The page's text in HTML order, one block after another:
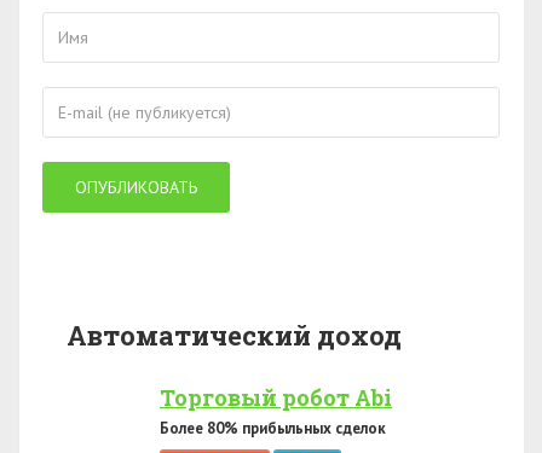
Автоматический доход
Торговый робот Abi
Более 80% прибыльных сделок